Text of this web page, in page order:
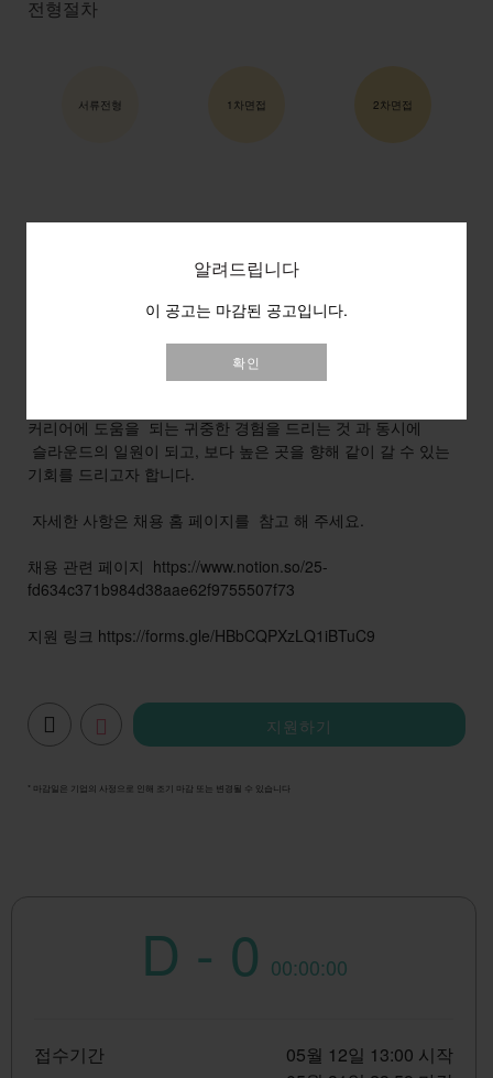
알려드립니다
이 공고는 마감된 공고입니다.
확인
전형절차
서류전형 1차면접 2차면접
커리어에 도움을 되는 귀중한 경험을 드리는 것 과 동시에
슬라운드의 일원이 되고, 보다 높은 곳을 향해 같이 갈 수 있는
기회를 드리고자 합니다.
자세한 사항은 채용 홈 페이지를 참고 해 주세요.
채용 관련 페이지 https://www.notion.so/25-
fd634c371b984d38aae62f9755507f73
지원 링크 https://forms.gle/HBbCQPXzLQ1iBTuC9
지원하기
* 마감일은 기업의 사정으로 인해 조기 마감 또는 변경될 수 있습니다
D - 0 00:00:00
접수기간
05월 12일 13:00 시작